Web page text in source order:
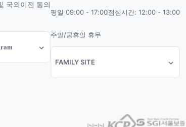
국외이전 동의
평일 09:00 - 17:00점심시간: 12:00 - 13:00
주말/공휴일 휴무
FAMILY SITE